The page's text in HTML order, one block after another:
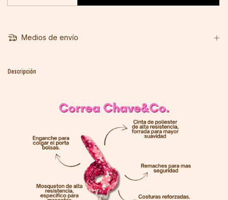
Medios de envío
Descripción